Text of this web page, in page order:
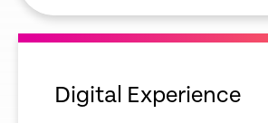
empty
Digital Experience